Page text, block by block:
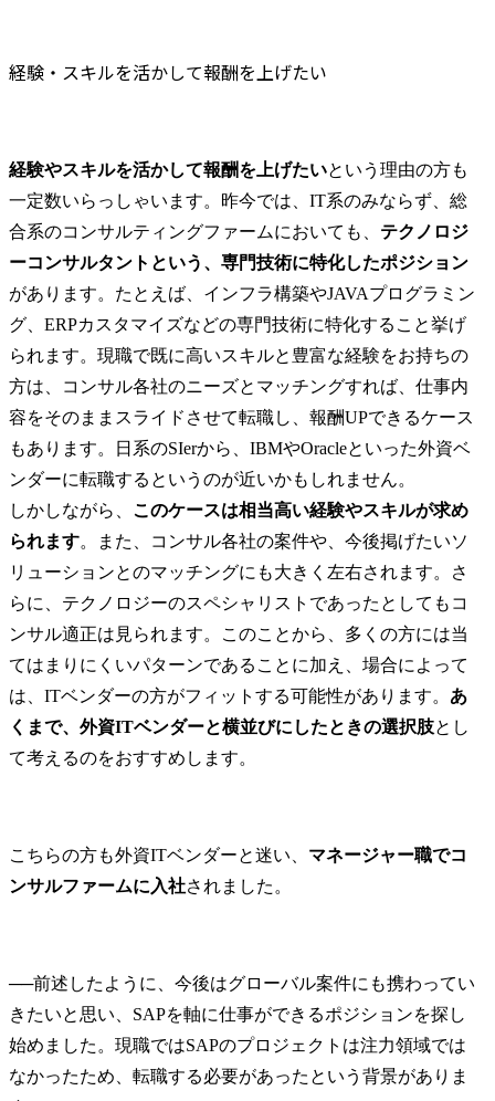
す。 また長期的には組織の中ではなくフリーランスとして
く、転職の先にあるキャリアプランについてご相談できたこ
す。自分は特に、将来的にフリーランスとして活躍するため
きスキルや積んでおくべき経験についても、具体的なアドバ
たことが決め手でした。 コンサルティングファームに入る
った後にどうキャリアを進めていくべきかという観点で丁寧
くれたエージェントはMyVisionさんだけでしたので、
活動を決めました。 一番は面接対策が非常に的確でした。
ちろん分かりやすかったですが、面接全体に対してのフィー
でした。例えば、自分が話す内容面だけでなく、話し方や受
情といった伝え方の部分についても具体的に指示をしてくれ
方についてそこまで重要視していなかったのですが、コンサ
ームでの面接では論理的思考力やコミュニケーション能力が
で、自信を持って話せるかどうかは選考結果に大きく影響す
重要性を認識し、きちんと対策できて良かったと思います。
も知らなかった会社でしたが、今となっては非常に満足して
Visionさんで転職を始めたことで、今まで知らなかった様々
ングファームについて知ることができました。その上で社格
はなく、会社との相性が一番重要だと感じました。私のよう
トとしてのキャリアに求めるものが明確な人こそ、自分のニ
会社をきちんと見つけることが大事だと思います。 特にな
スから結果まで非常に満足しています。 転職前は年収700万
収850万円になりました。 5年後にはフリーランスとして月
上を立てるという目標があります。そこから逆算して、ニー
ェクトで十分な経験を積んでいきたいです。
経験・スキルを活かして報酬を上げたい
経験やスキルを活かして報酬を上げたいという理由の方も
一定数いらっしゃいます。昨今では、IT系のみならず、総
合系のコンサルティングファームにおいても、 テクノロジ
ーコンサルタントという、専門技術に特化したポジション
があります。たとえば、インフラ構築やJAVAプログラミン
グ、ERPカスタマイズなどの専門技術に特化すること挙げ
られます。現職で既に高いスキルと豊富な経験をお持ちの
方は、コンサル各社のニーズとマッチングすれば、仕事内
容をそのままスライドさせて転職し、報酬UPできるケース
もあります。日系のSIerから、IBMやOracleといった外資ベ
ンダーに転職するというのが近いかもしれません。
しかしながら、 このケースは相当高い経験やスキルが求め
られます。また、コンサル各社の案件や、今後掲げたいソ
リューションとのマッチングにも大きく左右されます。さ
らに、テクノロジーのスペシャリストであったとしてもコ
ンサル適正は見られます。このことから、多くの方には当
てはまりにくいパターンであることに加え、場合によって
は、ITベンダーの方がフィットする可能性があります。 あ
くまで、外資ITベンダーと横並びにしたときの選択肢とし
て考えるのをおすすめします。
こちらの方も外資ITベンダーと迷い、 マネージャー職でコ
ンサルファームに入社されました。
──前述したように、今後はグローバル案件にも携わってい
きたいと思い、SAPを軸に仕事ができるポジションを探し
始めました。現職ではSAPのプロジェクトは注力領域では
なかったため、転職する必要があったという背景がありま